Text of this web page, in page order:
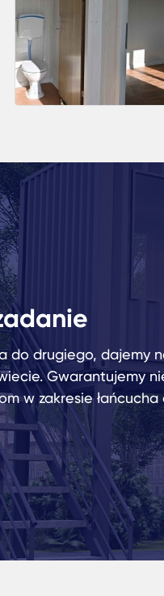
do drugiego, dajemy
Gwarantujemy
w zakresie